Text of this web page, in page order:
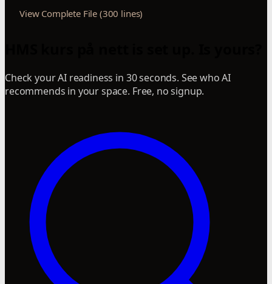
View Complete File (300 lines)
Check your AI readiness in 30 seconds. See who AI
recommends in your space. Free, no signup.